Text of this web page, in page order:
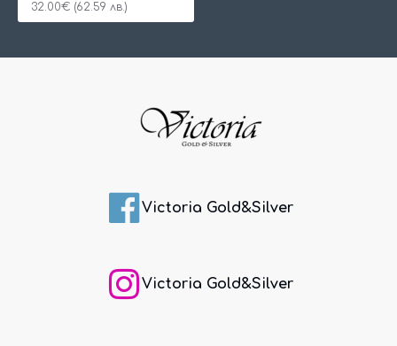
32.00€ (62.59 лв.)
Victoria Gold&Silver
Victoria Gold&Silver